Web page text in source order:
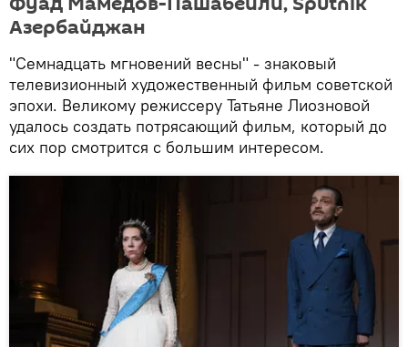
Азербайджан
"Семнадцать мгновений весны" - знаковый
телевизионный художественный фильм советской
эпохи. Великому режиссеру Татьяне Лиозновой
удалось создать потрясающий фильм, который до
сих пор смотрится с большим интересом.